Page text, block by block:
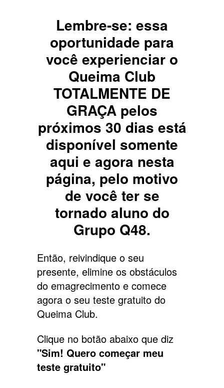
Lembre-se: essa
oportunidade para
você experienciar o
Queima Club
TOTALMENTE DE
GRAÇA pelos
próximos 30 dias está
disponível somente
aqui e agora nesta
página, pelo motivo
de você ter se
tornado aluno do
Grupo Q48.
Então, reivindique o seu
presente, elimine os obstáculos
do emagrecimento e comece
agora o seu teste gratuito do
Queima Club.
Clique no botão abaixo que diz
"Sim! Quero começar meu
teste gratuito"